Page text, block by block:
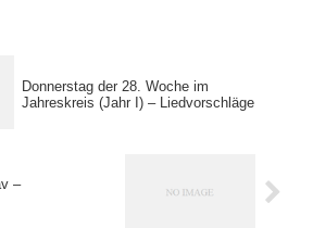
Donnerstag der 28. Woche im
Jahreskreis (Jahr I) – Liedvorschläge
–